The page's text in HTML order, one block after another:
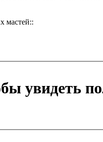
мастей::
увидеть